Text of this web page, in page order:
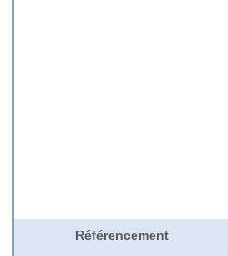
Référencement